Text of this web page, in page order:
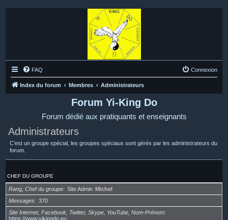
FAQ Connexion
Index du forum Membres Administrateurs
Forum Yi-King Do
Forum dédié aux pratiquants et enseignants
Administrateurs
C’est un groupe spécial, les groupes spéciaux sont gérés par les administrateurs du
forum.
CHEF DU GROUPE
Rang, Chef du groupe Site Admin Michel
Messages
370
Site Internet, Facebook, Twitter, Skype, YouTube, Nom-Prénom
https://www.yikingdo.eu